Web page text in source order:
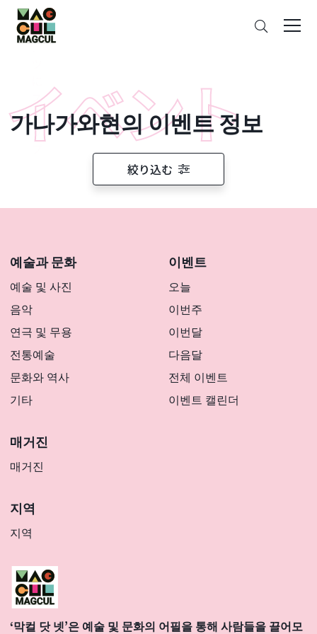
ン
テ
ン
ス
キ
ッ
가나가와현의 이벤트 정보
絞り込む
예술과 문화
예술 및 사진
음악
연극 및 무용
전통예술
문화와 역사
기타
이벤트
오늘
이번주
이번달
다음달
전체 이벤트
이벤트 캘린더
매거진
매거진
지역
지역
‘막컬 닷 넷’은 예술 및 문화의 어필을 통해 사람들을 끌어모